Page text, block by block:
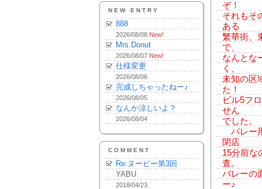
NEW ENTRY
888
2026/08/08 New!
Mrs.Donut
2026/08/07 New!
仕様変更
2026/08/06
完成しちゃったねー♪
2026/08/05
なんか涼しいよ？
2026/08/04
COMMENT
Re:ヌーピー第3回
YABU
2018/04/23
ぞ！
それもそ
ある
繁華街、
で、
なんとな
く、
未知の区
た！
ビル5フ
せん
でした。
バレー
閉店
15分前な
査。
バレーの
ー♪